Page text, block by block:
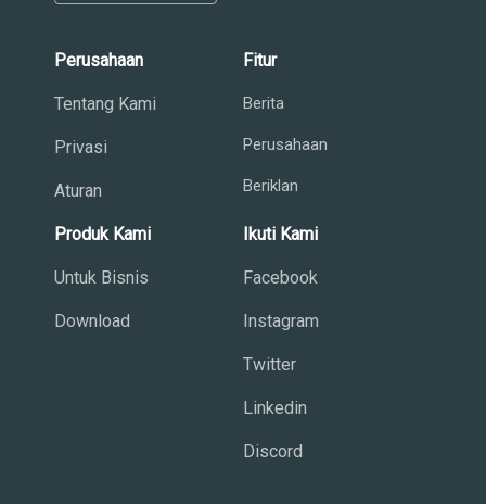
Perusahaan
Tentang Kami
Privasi
Aturan
Fitur
Berita
Perusahaan
Beriklan
Produk Kami
Untuk Bisnis
Download
Ikuti Kami
Facebook
Instagram
Twitter
Linkedin
Discord